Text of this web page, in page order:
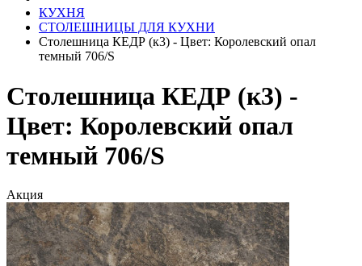
КУХНЯ
СТОЛЕШНИЦЫ ДЛЯ КУХНИ
Столешница КЕДР (к3) - Цвет: Королевский опал
темный 706/S
Столешница КЕДР (к3) -
Цвет: Королевский опал
темный 706/S
Акция